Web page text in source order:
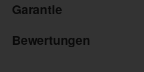
Garantie
Bewertungen